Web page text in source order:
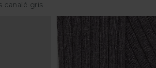
canalé gris